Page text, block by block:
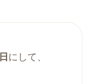
にして、